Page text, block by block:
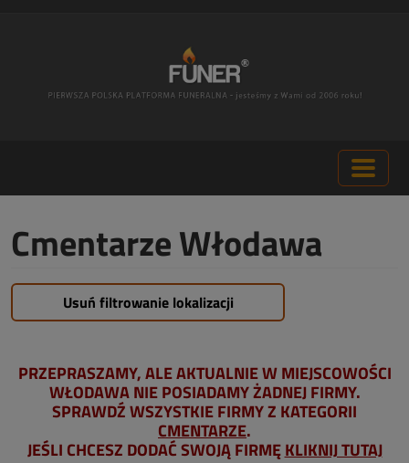
Cmentarze Włodawa
Usuń filtrowanie lokalizacji
PRZEPRASZAMY, ALE AKTUALNIE W MIEJSCOWOŚCI
WŁODAWA NIE POSIADAMY ŻADNEJ FIRMY.
SPRAWDŹ WSZYSTKIE FIRMY Z KATEGORII
CMENTARZE.
JEŚLI CHCESZ DODAĆ SWOJĄ FIRMĘKLIKNIJ TUTAJ